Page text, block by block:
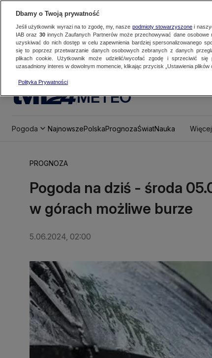
METEO
Pogoda NajnowszePolskaPrognozaŚwiatNauka Więcej
PROGNOZA
Pogoda na dziś - środa
w górach możliwe burze
5.06.2024, 02:00
Dbamy o Twoją prywatność
Jeśli użytkownik wyrazi na to zgodę, my, nasze podmioty stowarzyszonei
IAB oraz 30innych Zaufanych Partnerów może przechowywać dane osobowe
uzyskiwać do nich dostęp w celu zapewnienia bardziej spersonalizowanego
się to poprzez przetwarzanie danych osobowych zebranych z danych
plikach cookie. Użytkownik może udzielić/wycofać zgodę i sprzeciwić się
uzasadniony interes w dowolnym momencie, klikając przycisk „Ustawienia plików
Polityka Prywatności